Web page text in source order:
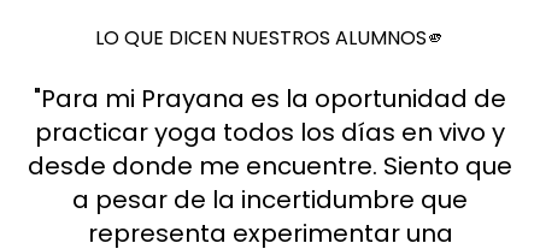
LO QUE DICEN NUESTROS ALUMNOS🫵
"Para mi Prayana es la oportunidad de
practicar yoga todos los días en vivo y
desde donde me encuentre. Siento que
a pesar de la incertidumbre que
representa experimentar una